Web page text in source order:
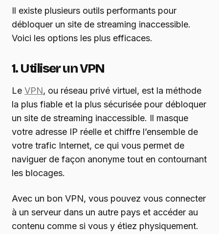
Il existe plusieurs outils performants pour
débloquer un site de streaming inaccessible.
Voici les options les plus efficaces.
1. Utiliser un VPN
Le VPN, ou réseau privé virtuel, est la méthode
la plus fiable et la plus sécurisée pour débloquer
un site de streaming inaccessible. Il masque
votre adresse IP réelle et chiffre l’ensemble de
votre trafic Internet, ce qui vous permet de
naviguer de façon anonyme tout en contournant
les blocages.
Avec un bon VPN, vous pouvez vous connecter
à un serveur dans un autre pays et accéder au
contenu comme si vous y étiez physiquement.